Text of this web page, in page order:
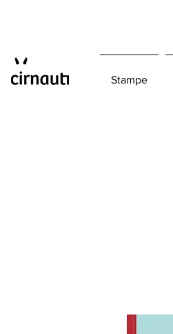
Stampe